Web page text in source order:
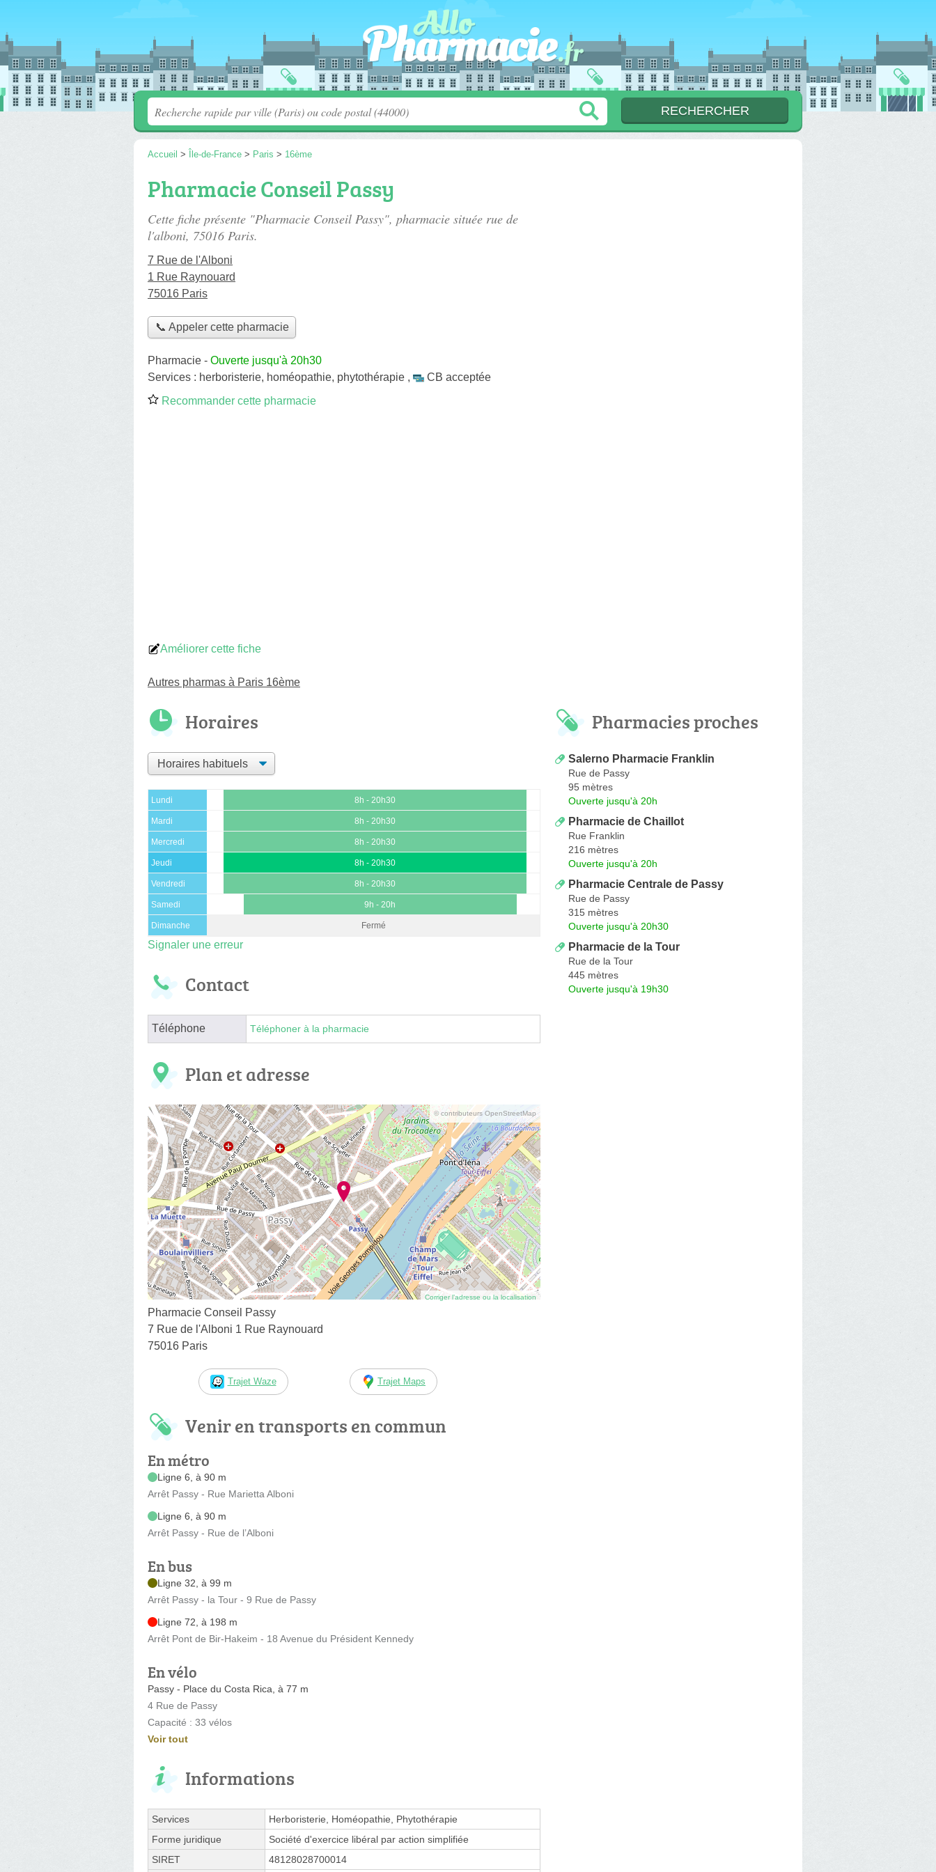
Accueil > Île-de-France > Paris > 16ème
Pharmacie Conseil Passy
Cette fiche présente "Pharmacie Conseil Passy", pharmacie située rue de
l'alboni, 75016 Paris.
7 Rue de l'Alboni
1 Rue Raynouard
75016 Paris
📞 Appeler cette pharmacie
Pharmacie - Ouverte jusqu'à 20h30
Services : herboristerie, homéopathie, phytothérapie ,
CB acceptée
Recommander cette pharmacie
Améliorer cette fiche
Autres pharmas à Paris 16ème
Horaires
Lundi 8h - 20h30
Mardi 8h - 20h30
Mercredi 8h - 20h30
Jeudi 8h - 20h30
Vendredi 8h - 20h30
Samedi 9h - 20h
Dimanche Fermé
Signaler une erreur
Contact
Téléphone Téléphoner à la pharmacie
Plan et adresse
© contributeurs OpenStreetMap
Corriger l’adresse ou la localisation
Pharmacie Conseil Passy
7 Rue de l'Alboni 1 Rue Raynouard
75016 Paris
Trajet Waze Trajet Maps
Venir en transports en commun
En métro
Ligne 6, à 90 m
Arrêt Passy - Rue Marietta Alboni
Ligne 6, à 90 m
Arrêt Passy - Rue de l’Alboni
En bus
Ligne 32, à 99 m
Arrêt Passy - la Tour - 9 Rue de Passy
Ligne 72, à 198 m
Arrêt Pont de Bir-Hakeim - 18 Avenue du Président Kennedy
En vélo
Passy - Place du Costa Rica, à 77 m
4 Rue de Passy
Capacité : 33 vélos
Voir tout
Informations
Services
Herboristerie, Homéopathie, Phytothérapie
Forme juridique
Société d'exercice libéral par action simplifiée
SIRET
48128028700014
Pharmacies proches
Salerno Pharmacie Franklin
Rue de Passy
95 mètres
Ouverte jusqu'à 20h
Pharmacie de Chaillot
Rue Franklin
216 mètres
Ouverte jusqu'à 20h
Pharmacie Centrale de Passy
Rue de Passy
315 mètres
Ouverte jusqu'à 20h30
Pharmacie de la Tour
Rue de la Tour
445 mètres
Ouverte jusqu'à 19h30